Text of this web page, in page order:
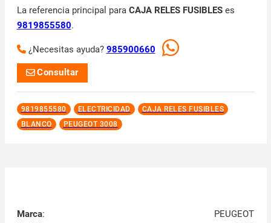
La referencia principal para CAJA RELES FUSIBLESes
9819855580.
¿Necesitas ayuda? 985900660
Consultar
9819855580 ELECTRICIDAD
CAJA RELES FUSIBLES
BLANCO
PEUGEOT 3008
Marca:
PEUGEOT